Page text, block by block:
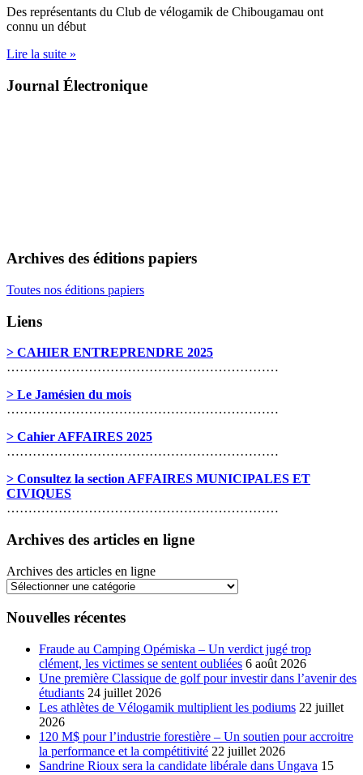
Des représentants du Club de vélogamik de Chibougamau ont
connu un début
Lire la suite »
Journal Électronique
Archives des éditions papiers
Toutes nos éditions papiers
Liens
> CAHIER ENTREPRENDRE 2025
………………………………………………………
> Le Jamésien du mois
………………………………………………………
> Cahier AFFAIRES 2025
………………………………………………………
> Consultez la section AFFAIRES MUNICIPALES ET
CIVIQUES
………………………………………………………
Archives des articles en ligne
Archives des articles en ligne
Nouvelles récentes
Fraude au Camping Opémiska – Un verdict jugé trop
clément, les victimes se sentent oubliées 6 août 2026
Une première Classique de golf pour investir dans l’avenir des
étudiants 24 juillet 2026
Les athlètes de Vélogamik multiplient les podiums 22 juillet
2026
120 M$ pour l’industrie forestière – Un soutien pour accroitre
la performance et la compétitivité 22 juillet 2026
Sandrine Rioux sera la candidate libérale dans Ungava 15